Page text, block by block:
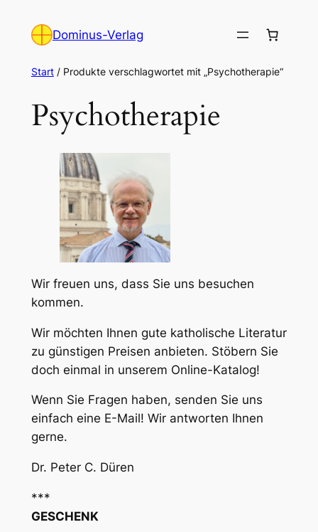
Inhalt
Dominus-Verlag
Start/ Produkte verschlagwortet mit „Psychotherapie“
Psychotherapie
Wir freuen uns, dass Sie uns besuchen
kommen.
Wir möchten Ihnen gute katholische Literatur
zu günstigen Preisen anbieten. Stöbern Sie
doch einmal in unserem Online-Katalog!
Wenn Sie Fragen haben, senden Sie uns
einfach eine E-Mail! Wir antworten Ihnen
gerne.
Dr. Peter C. Düren
***
GESCHENK